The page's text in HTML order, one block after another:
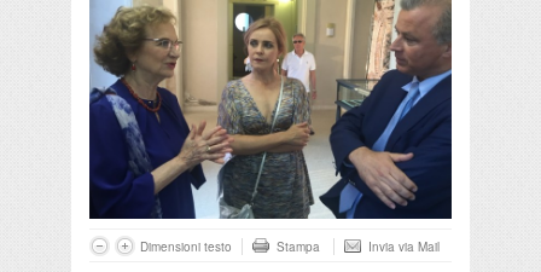
Dimensioni testo Stampa Invia via Mail